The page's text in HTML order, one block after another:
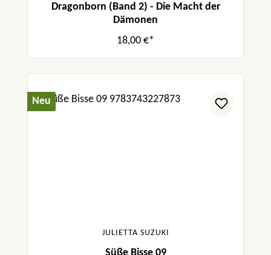
Dragonborn (Band 2) - Die Macht der
Dämonen
18,00 €*
Neu
JULIETTA SUZUKI